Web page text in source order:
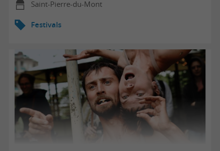
Saint-Pierre-du-Mont
Festivals